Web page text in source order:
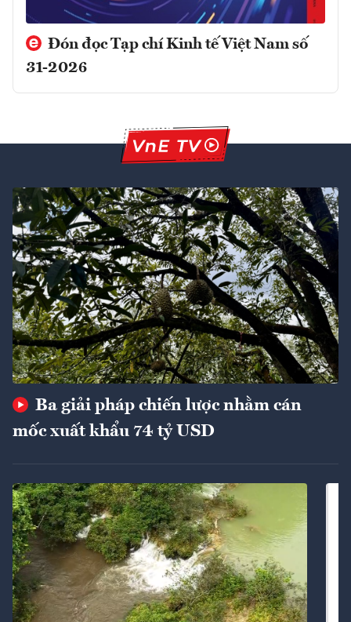
Đón đọc Tạp chí Kinh tế Việt Nam số
31-2026
Ba giải pháp chiến lược nhằm cán
mốc xuất khẩu 74 tỷ USD